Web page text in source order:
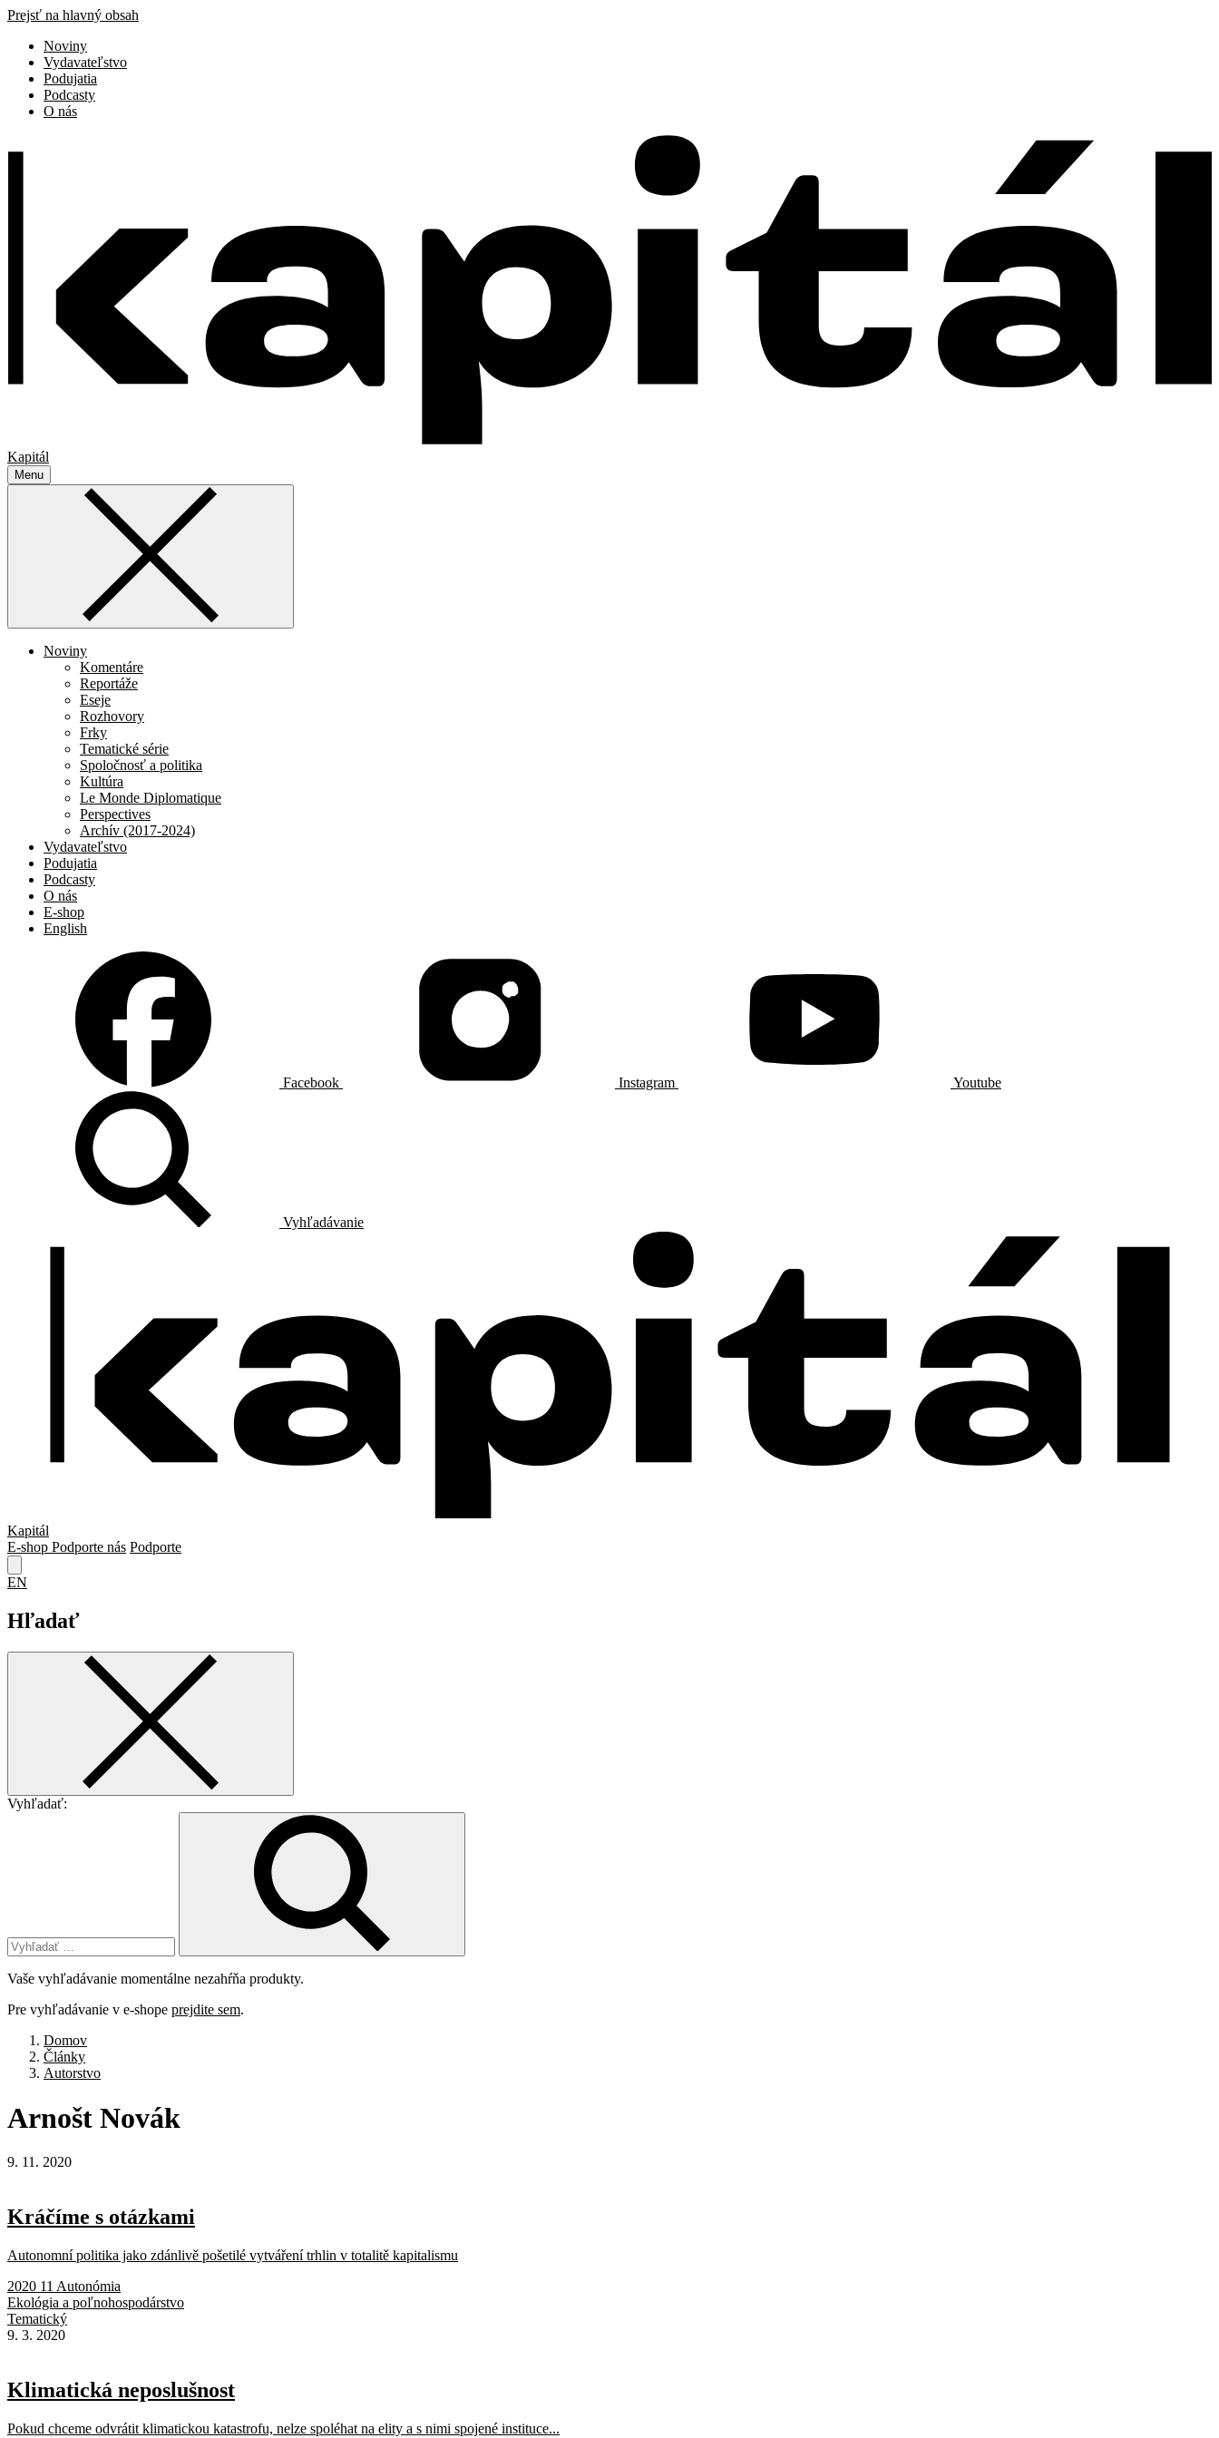
Prejsť na hlavný obsah
Noviny
Vydavateľstvo
Podujatia
Podcasty
O nás
Kapitál
Menu
Noviny
Komentáre
Reportáže
Eseje
Rozhovory
Frky
Tematické série
Spoločnosť a politika
Kultúra
Le Monde Diplomatique
Perspectives
Archív (2017-2024)
Vydavateľstvo
Podujatia
Podcasty
O nás
E-shop
English
Facebook Instagram Youtube
Vyhľadávanie
Kapitál
E-shop Podporte nás Podporte
EN
Hľadať
Vyhľadať:
Vaše vyhľadávanie momentálne nezahŕňa produkty.
Pre vyhľadávanie v e-shope prejdite sem.
Domov
Články
Autorstvo
Arnošt Novák
9. 11. 2020
Kráčíme s otázkami
Autonomní politika jako zdánlivě pošetilé vytváření trhlin v totalitě kapitalismu
2020 11 Autonómia
Ekológia a poľnohospodárstvo
Tematický
9. 3. 2020
Klimatická neposlušnost
Pokud chceme odvrátit klimatickou katastrofu, nelze spoléhat na elity a s nimi spojené instituce...